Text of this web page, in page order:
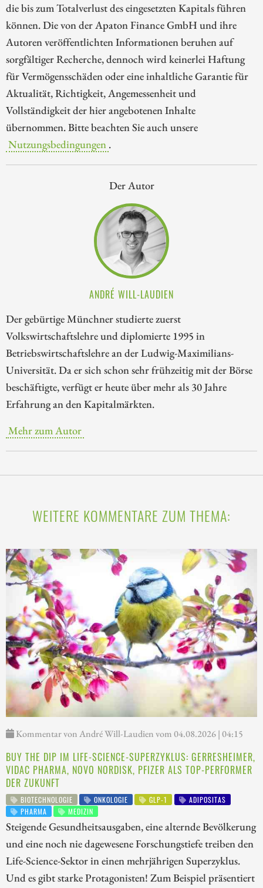
die bis zum Totalverlust des eingesetzten Kapitals führen
können. Die von der Apaton Finance GmbH und ihre
Autoren veröffentlichten Informationen beruhen auf
sorgfältiger Recherche, dennoch wird keinerlei Haftung
für Vermögensschäden oder eine inhaltliche Garantie für
Aktualität, Richtigkeit, Angemessenheit und
Vollständigkeit der hier angebotenen Inhalte
übernommen. Bitte beachten Sie auch unsere
Nutzungsbedingungen .
Der Autor
ANDRÉ WILL-LAUDIEN
Der gebürtige Münchner studierte zuerst
Volkswirtschaftslehre und diplomierte 1995 in
Betriebswirtschaftslehre an der Ludwig-Maximilians-
Universität. Da er sich schon sehr frühzeitig mit der Börse
beschäftigte, verfügt er heute über mehr als 30 Jahre
Erfahrung an den Kapitalmärkten.
Mehr zum Autor
WEITERE KOMMENTARE ZUM THEMA:
Kommentar von André Will-Laudien vom 04.08.2026 | 04:15
BUY THE DIP IM LIFE-SCIENCE-SUPERZYKLUS: GERRESHEIMER,
VIDAC PHARMA, NOVO NORDISK, PFIZER ALS TOP-PERFORMER
DER ZUKUNFT
BIOTECHNOLOGIE ONKOLOGIE GLP-1
ADIPOSITAS
PHARMA
MEDIZIN
Steigende Gesundheitsausgaben, eine alternde Bevölkerung
und eine noch nie dagewesene Forschungstiefe treiben den
Life-Science-Sektor in einen mehrjährigen Superzyklus.
Und es gibt starke Protagonisten! Zum Beispiel präsentiert